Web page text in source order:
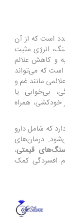
است که از آن
انرژی مثبت
و کاهش علائم
که می‌تواند
مانند غم و
بی‌خوابی یا
خودکشی، همراه
که شامل دارو
درمان‌های
قیمتی،
افسردگی کمک